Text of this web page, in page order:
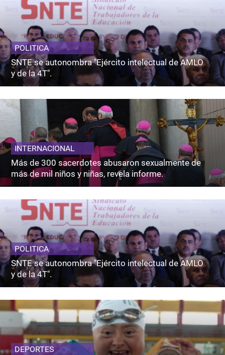
POLITICA
SNTE se autonombra "Ejército intelectual de AMLO
y de la 4T".
INTERNACIONAL
Más de 300 sacerdotes abusaron sexualmente de
más de mil niños y niñas, revela informe.
POLITICA
SNTE se autonombra "Ejército intelectual de AMLO
y de la 4T".
DEPORTES